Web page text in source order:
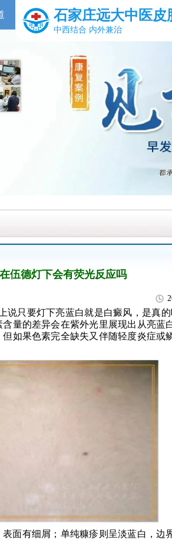
石家庄远大中医皮
中西结合 内外兼治
伍德灯下会有荧光反应吗
说只要灯下亮蓝白就是白癜风，是真
量的差异会在紫外光里展现出从亮蓝
如果色素完全缺失又伴随轻度炎症或
面有细屑；单纯糠疹则呈淡蓝白，边